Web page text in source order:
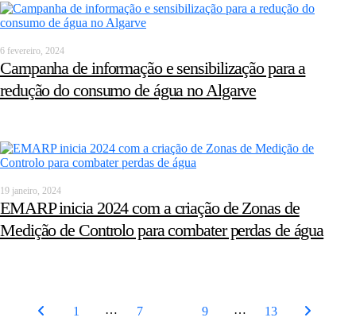
6 fevereiro, 2024
Campanha de informação e sensibilização para a
redução do consumo de água no Algarve
19 janeiro, 2024
EMARP inicia 2024 com a criação de Zonas de
Medição de Controlo para combater perdas de água
1 … 7 9 … 13